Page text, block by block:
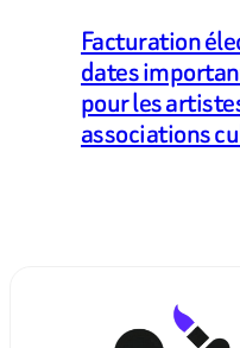
Facturation
dates
pour les
associations